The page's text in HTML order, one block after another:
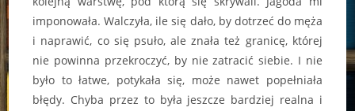
imponowała. Walczyła, ile się dało, by dotrzeć do męża
i naprawić, co się psuło, ale znała też granicę, której
nie powinna przekroczyć, by nie zatracić siebie. I nie
było to łatwe, potykała się, może nawet popełniała
błędy. Chyba przez to była jeszcze bardziej realna i